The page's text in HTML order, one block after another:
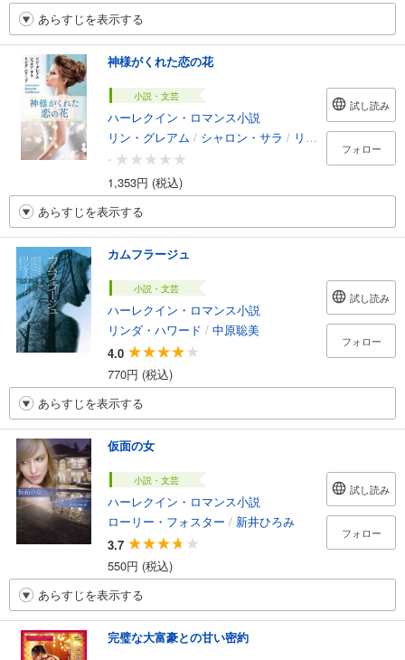
あらすじを表示する
神様がくれた恋の花
小説・文芸
ハーレクイン・ロマンス小説
リン・グレアム / シャロン・サラ / リンダ・ハワード /
-
1,353円 (税込)
試し読み
フォロー
あらすじを表示する
カムフラージュ
小説・文芸
ハーレクイン・ロマンス小説
リンダ・ハワード / 中原聡美
4.0
770円 (税込)
試し読み
フォロー
あらすじを表示する
仮面の女
小説・文芸
ハーレクイン・ロマンス小説
ローリー・フォスター / 新井ひろみ
3.7
550円 (税込)
試し読み
フォロー
あらすじを表示する
完璧な大富豪との甘い密約